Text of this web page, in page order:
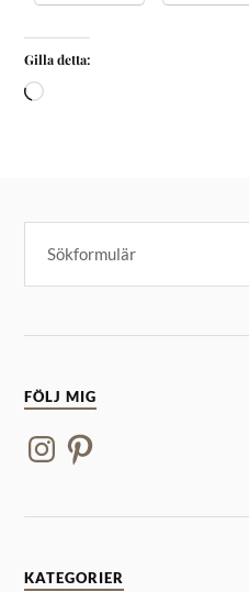
Gilla detta:
FÖLJ MIG
KATEGORIER